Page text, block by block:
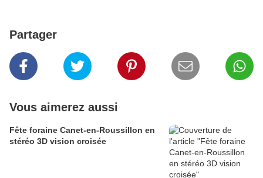
Partager
Vous aimerez aussi
Fête foraine Canet-en-Roussillon en
stéréo 3D vision croisée